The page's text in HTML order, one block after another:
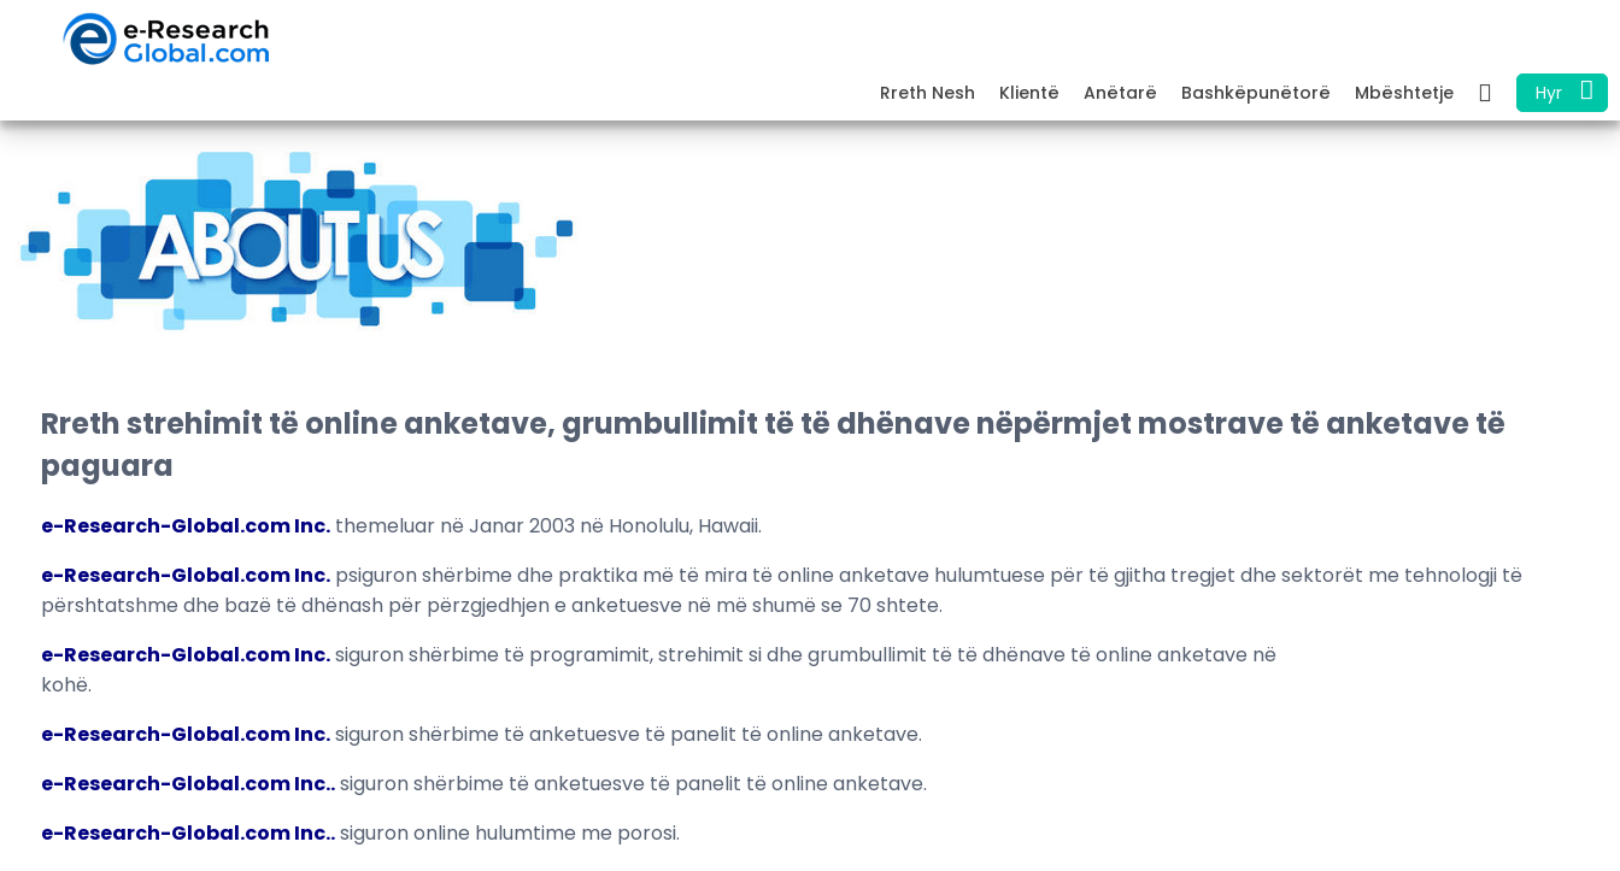
Rreth Nesh Klientë Anëtarë Bashkëpunëtorë Mbështetje Hyr
Rreth strehimit të online anketave, grumbullimit të të dhënave nëpërmjet mostrave të anketave të
paguara
e-Research-Global.com Inc.themeluar në Janar 2003 në Honolulu, Hawaii.
e-Research-Global.com Inc.psiguron shërbime dhe praktika më të mira të online anketave hulumtuese për të gjitha tregjet dhe sektorët me tehnologji të
përshtatshme dhe bazë të dhënash për përzgjedhjen e anketuesve në më shumë se 70 shtete.
e-Research-Global.com Inc.siguron shërbime të programimit, strehimit si dhe grumbullimit të të dhënave të online anketave në
kohë.
e-Research-Global.com Inc.siguron shërbime të anketuesve të panelit të online anketave.
e-Research-Global.com Inc..siguron shërbime të anketuesve të panelit të online anketave.
e-Research-Global.com Inc..siguron online hulumtime me porosi.